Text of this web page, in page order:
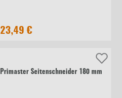
23,49 €
Primaster Seitenschneider 180 mm